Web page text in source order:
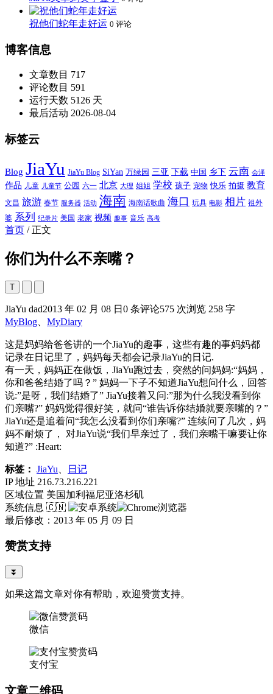
祝他们蛇年走好运 0 评论
博客信息
文章数目 717
评论数目 591
运行天数 5126 天
最后活动 2026-08-04
标签云
Blog JiaYu JiaYu Blog SiYan 万绿园 三亚 下载 中国 乡下 云南 会泽
作品 儿童 儿童节 公园 六一 北京 大理 姐姐 学校 孩子 宠物 快乐 拍摄 教育
文昌 旅游 春节 服务器 活动 海南 海南话歌曲 海口 玩具 电影 相片 祖外
婆 系列 纪录片 美国 老家 视频 趣事 音乐 高考
首页 / 正文
你们为什么不亲嘴？
T
JiaYu dad2013 年 02 月 08 日 0 条评论575 次浏览 258 字
MyBlog
MyDiary
这是妈妈给爸爸讲的一个JiaYu的趣事，这些有趣的事妈妈都
记录在日记里了，妈妈每天都会记录JiaYu的日记.
有一天，妈妈正在做饭，JiaYu跑过去，突然的问妈妈:“妈妈，
你和爸爸结婚了吗？” 妈妈一下子不知道JiaYu想问什么，回答
说:”是呀，我们结婚了” JiaYu接着又问:”那为什么我没看到你
们亲嘴?” 妈妈觉得很好笑，就问“谁告诉你结婚就要亲嘴的？”
JiaYu还是追着问“我怎么没看到你们亲嘴?” 连续问了几次，妈
妈不耐烦了， 对JiaYu说“我们早亲过了，我们亲嘴干嘛要让你
知道?” :Heart:
标签： JiaYu
日记
IP 地址 216.73.216.221
区域位置 美国加利福尼亚洛杉矶
系统信息 🇨🇳
最后修改：2013 年 05 月 09 日
赞赏支持
⏬
如果这篇文章对你有帮助，欢迎赞赏支持。
微信
支付宝
文章二维码